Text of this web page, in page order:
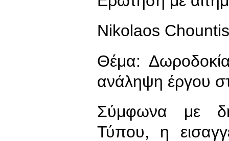
Nikolaos
Θέμα:
ανάληψη έργου
Σύμφωνα με
Τύπου, η